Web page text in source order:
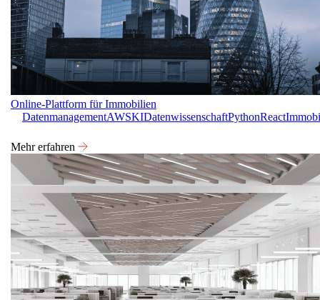
Online-Plattform für Immobilien
DatenmanagementAWSKIDatenwissenschaftPythonReact
Mehr erfahren